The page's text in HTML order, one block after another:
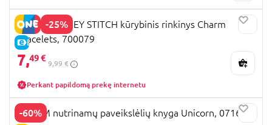
-25%
E-KAINA
TOTUM DISNEY STITCH kūrybinis rinkinys Charm
Bracelets, 700079
7,49 €
9,99 €
Perkant papildomą prekę internetu
-60%
TOTUM nutrinamų paveikslėlių knyga Unicorn, 071605